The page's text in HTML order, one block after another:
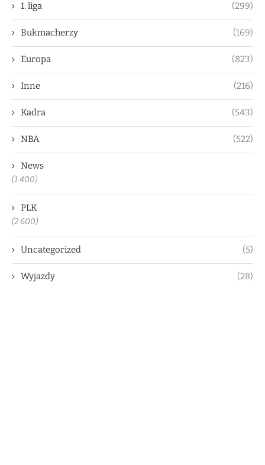
1. liga (299)
Bukmacherzy (169)
Europa (823)
Inne (216)
Kadra (543)
NBA (522)
News
(1 400)
PLK
(2 600)
Uncategorized (5)
Wyjazdy (28)